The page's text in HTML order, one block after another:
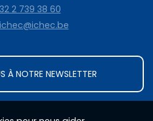
2 739 38 60
À NOTRE NEWSLETTER